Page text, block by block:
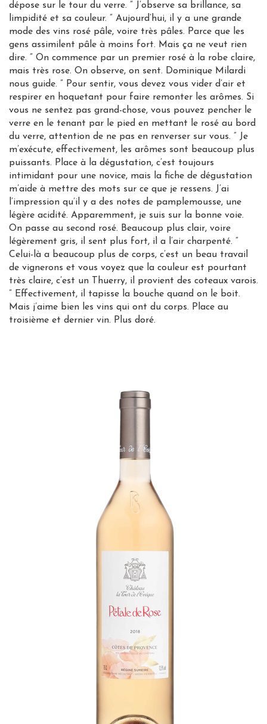
dépose sur le tour du verre. ” J’observe sa brillance, sa
limpidité et sa couleur. ” Aujourd’hui, il y a une grande
mode des vins rosé pâle, voire très pâles. Parce que les
gens assimilent pâle à moins fort. Mais ça ne veut rien
dire. ” On commence par un premier rosé à la robe claire,
mais très rose. On observe, on sent. Dominique Milardi
nous guide. ” Pour sentir, vous devez vous vider d’air et
respirer en hoquetant pour faire remonter les arômes. Si
vous ne sentez pas grand-chose, vous pouvez pencher le
verre en le tenant par le pied en mettant le rosé au bord
du verre, attention de ne pas en renverser sur vous. ” Je
m’exécute, effectivement, les arômes sont beaucoup plus
puissants. Place à la dégustation, c’est toujours
intimidant pour une novice, mais la fiche de dégustation
m’aide à mettre des mots sur ce que je ressens. J’ai
l’impression qu’il y a des notes de pamplemousse, une
légère acidité. Apparemment, je suis sur la bonne voie.
On passe au second rosé. Beaucoup plus clair, voire
légèrement gris, il sent plus fort, il a l’air charpenté. ”
Celui-là a beaucoup plus de corps, c’est un beau travail
de vignerons et vous voyez que la couleur est pourtant
très claire, c’est un Thuerry, il provient des coteaux varois.
” Effectivement, il tapisse la bouche quand on le boit.
Mais j’aime bien les vins qui ont du corps. Place au
troisième et dernier vin. Plus doré.